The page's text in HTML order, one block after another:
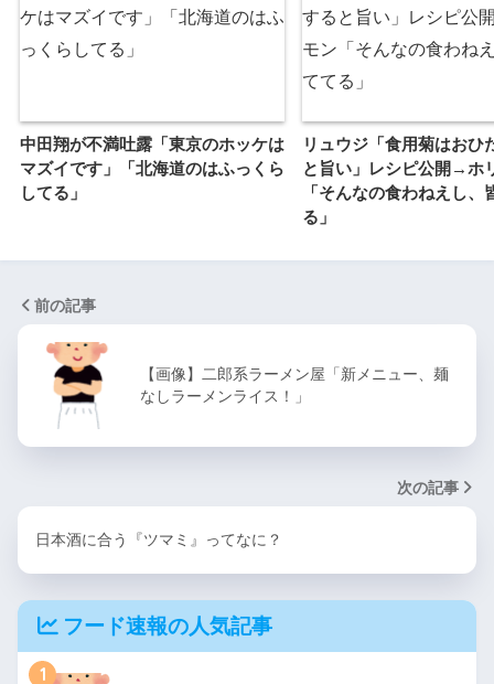
中田翔が不満吐露「東京のホッケは
マズイです」「北海道のはふっくら
してる」
リュウジ「食用菊はおひ
と旨い」レシピ公開→ホ
「そんなの食わねえし、
る」
前の記事
【画像】二郎系ラーメン屋「新メニュー、麺
なしラーメンライス！」
次の記事
日本酒に合う『ツマミ』ってなに？
フード速報の人気記事
1